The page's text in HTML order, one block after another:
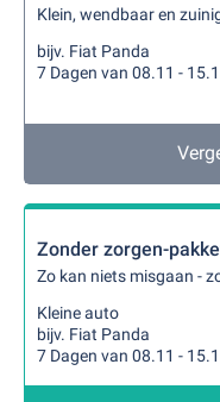
Klein, wendbaar en
bijv. Fiat Panda
7 Dagen van 08.11 -
Zonder zorgen-
Zo kan niets misgaan -
Kleine auto
bijv. Fiat Panda
7 Dagen van 08.11 -